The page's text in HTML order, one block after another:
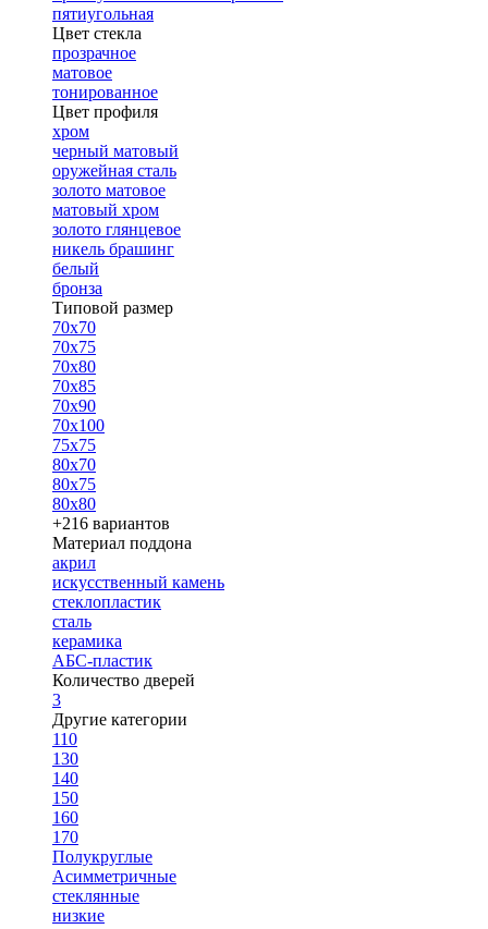
пятиугольная
Цвет стекла
прозрачное
матовое
тонированное
Цвет профиля
хром
черный матовый
оружейная сталь
золото матовое
матовый хром
золото глянцевое
никель брашинг
белый
бронза
Типовой размер
70х70
70х75
70х80
70х85
70х90
70х100
75х75
80х70
80х75
80х80
+216 вариантов
Материал поддона
акрил
искусственный камень
стеклопластик
сталь
керамика
АБС-пластик
Количество дверей
3
Другие категории
110
130
140
150
160
170
Полукруглые
Асимметричные
стеклянные
низкие